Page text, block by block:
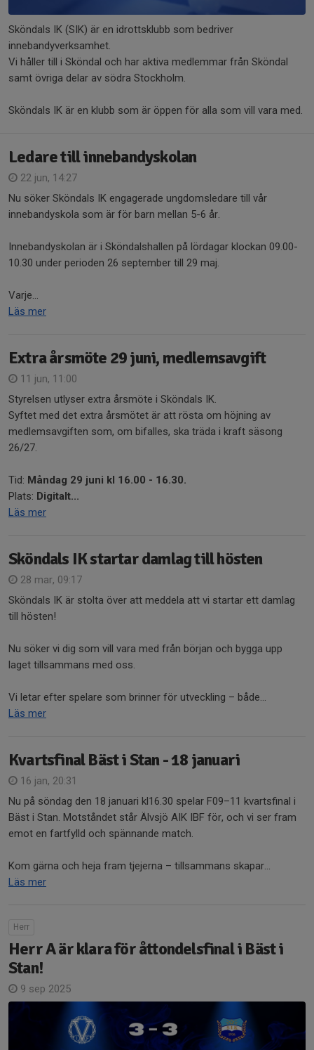
Sköndals IK (SIK) är en idrottsklubb som bedriver
innebandyverksamhet.
Vi håller till i Sköndal och har aktiva medlemmar från Sköndal
samt övriga delar av södra Stockholm.
Sköndals IK är en klubb som är öppen för alla som vill vara med.
Ledare till innebandyskolan
22 jun, 14:27
Nu söker Sköndals IK engagerade ungdomsledare till vår
innebandyskola som är för barn mellan 5-6 år.
Innebandyskolan är i Sköndalshallen på lördagar klockan 09.00-
10.30 under perioden 26 september till 29 maj.
Varje...
Läs mer
Extra årsmöte 29 juni, medlemsavgift
11 jun, 11:00
Styrelsen utlyser extra årsmöte i Sköndals IK.
Syftet med det extra årsmötet är att rösta om höjning av
medlemsavgiften som, om bifalles, ska träda i kraft säsong
26/27.
Tid: Måndag 29 juni kl 16.00 - 16.30.
Plats: Digitalt...
Läs mer
Sköndals IK startar damlag till hösten
28 mar, 09:17
Sköndals IK är stolta över att meddela att vi startar ett damlag
till hösten!
Nu söker vi dig som vill vara med från början och bygga upp
laget tillsammans med oss.
Vi letar efter spelare som brinner för utveckling – både...
Läs mer
Kvartsfinal Bäst i Stan - 18 januari
16 jan, 20:31
Nu på söndag den 18 januari kl16.30 spelar F09–11 kvartsfinal i
Bäst i Stan. Motståndet står Älvsjö AIK IBF för, och vi ser fram
emot en fartfylld och spännande match.
Kom gärna och heja fram tjejerna – tillsammans skapar...
Läs mer
Herr
Herr A är klara för åttondelsfinal i Bäst i
Stan!
9 sep 2025